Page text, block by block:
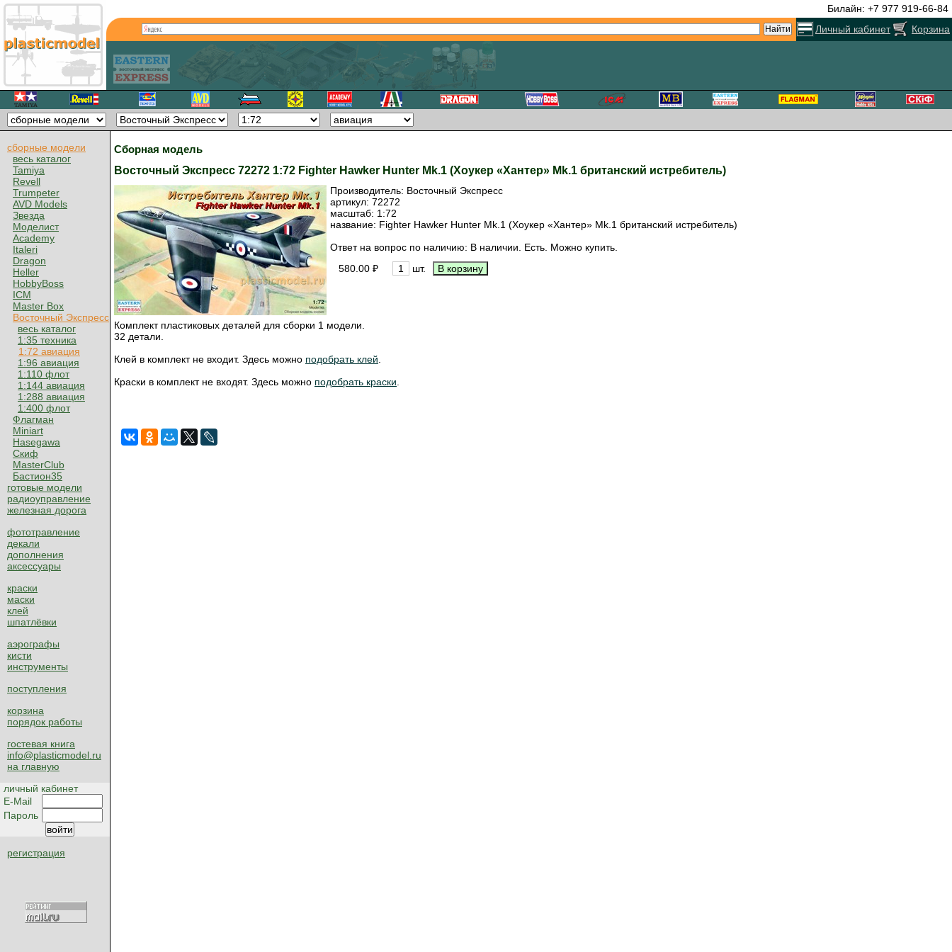
Билайн: +7 977 919-66-84
Личный кабинет
Корзина
сборные модели
весь каталог
Tamiya
Revell
Trumpeter
AVD Models
Звезда
Моделист
Academy
Italeri
Dragon
Heller
HobbyBoss
ICM
Master Box
Восточный Экспресс
весь каталог
1:35 техника
1:72 авиация
1:96 авиация
1:110 флот
1:144 авиация
1:288 авиация
1:400 флот
Флагман
Miniart
Hasegawa
Скиф
MasterClub
Бастион35
готовые модели
радиоуправление
железная дорога
фототравление
декали
дополнения
аксессуары
краски
маски
клей
шпатлёвки
аэрографы
кисти
инструменты
поступления
корзина
порядок работы
гостевая книга
info@plasticmodel.ru
на главную
личный кабинет
E-Mail
Пароль
регистрация
Сборная модель
Восточный Экспресс 72272 1:72 Fighter Hawker Hunter Mk.1 (Хоукер «Хантер» Mk.1 британский истребитель)
Производитель: Восточный Экспресс
артикул: 72272
масштаб: 1:72
название: Fighter Hawker Hunter Mk.1 (Хоукер «Хантер» Mk.1 британский истребитель)
Ответ на вопрос по наличию: В наличии. Есть. Можно купить.
580.00 ₽
шт.
Комплект пластиковых деталей для сборки 1 модели.
32 детали.
Клей в комплект не входит. Здесь можно подобрать клей
Краски в комплект не входят. Здесь можно подобрать краски